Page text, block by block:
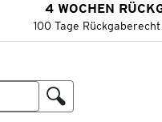
4 WOCHEN
100 Tage